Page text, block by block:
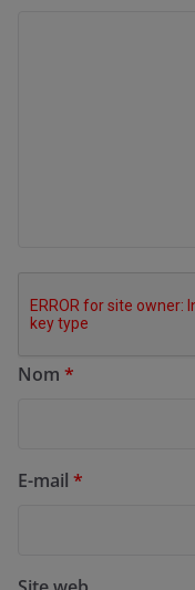
Nom *
E-mail *